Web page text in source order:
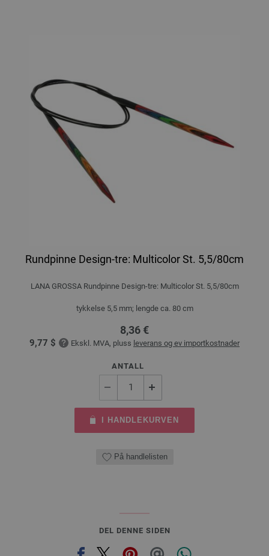
Rundpinne Design-tre: Multicolor St. 5,5/80cm
LANA GROSSA Rundpinne Design-tre: Multicolor St. 5,5/80cm
tykkelse 5,5 mm; lengde ca. 80 cm
8,36 €
9,77 $ Ekskl. MVA, pluss leverans og ev importkostnader
ANTALL
I HANDLEKURVEN
På handlelisten
DEL DENNE SIDEN